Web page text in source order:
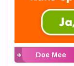
Doe Mee